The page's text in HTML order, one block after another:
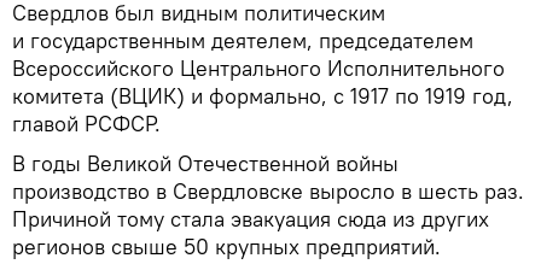
Свердлов был видным политическим
и государственным деятелем, председателем
Всероссийского Центрального Исполнительного
комитета (ВЦИК) и формально, с 1917 по 1919 год,
главой РСФСР.
В годы Великой Отечественной войны
производство в Свердловске выросло в шесть раз.
Причиной тому стала эвакуация сюда из других
регионов свыше 50 крупных предприятий.